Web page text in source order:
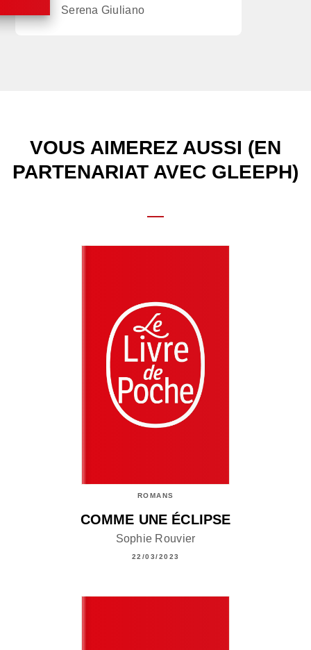
Serena Giuliano
VOUS AIMEREZ AUSSI (EN
PARTENARIAT AVEC GLEEPH)
ROMANS
COMME UNE ÉCLIPSE
Sophie Rouvier
22/03/2023